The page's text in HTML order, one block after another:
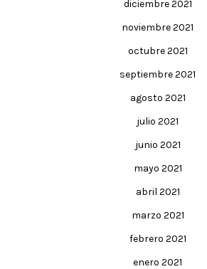
diciembre 2021
noviembre 2021
octubre 2021
septiembre 2021
agosto 2021
julio 2021
junio 2021
mayo 2021
abril 2021
marzo 2021
febrero 2021
enero 2021